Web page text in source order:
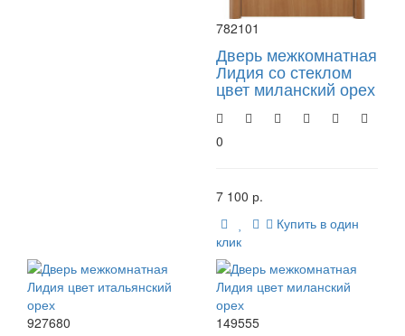
782101
Дверь межкомнатная
Лидия со стеклом
цвет миланский орех
0
7 100 р.
Купить в один
клик
927680 149555